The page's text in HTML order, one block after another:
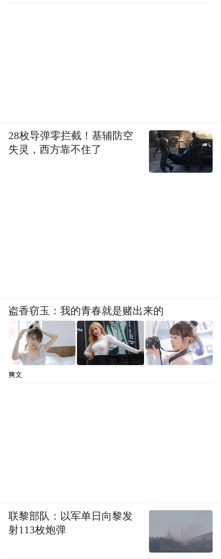
28枚导弹零拦截！基辅防空
失灵，西方靠不住了
盗香窃玉：我的青春就是赌出来的
爽文
联黎部队：以军单日向黎发
射113枚炮弹